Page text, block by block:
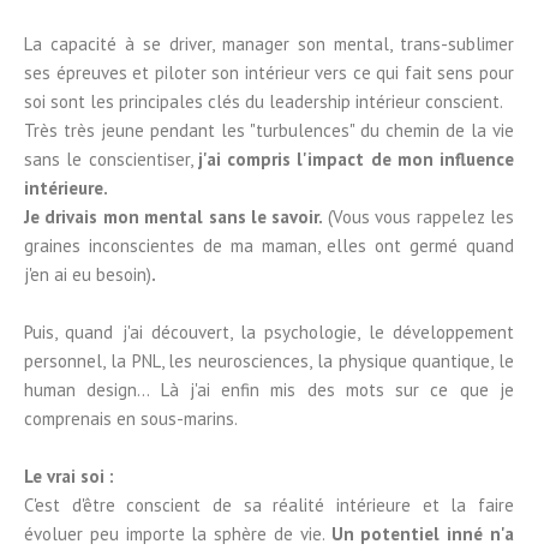
La capacité à se driver, manager son mental, trans-sublimer
ses épreuves et piloter son intérieur vers ce qui fait sens pour
soi sont les principales clés du leadership intérieur conscient.
Très très jeune pendant les "turbulences" du chemin de la vie
sans le conscientiser, j'ai compris l'impact de mon influence
intérieure.
Je drivais mon mental sans le savoir. (Vous vous rappelez les
graines inconscientes de ma maman, elles ont germé quand
j'en ai eu besoin).
Puis, quand j'ai découvert, la psychologie, le développement
personnel, la PNL, les neurosciences, la physique quantique, le
human design... Là j'ai enfin mis des mots sur ce que je
comprenais en sous-marins.
Le vrai soi :
C'est d'être conscient de sa réalité intérieure et la faire
évoluer peu importe la sphère de vie. Un potentiel inné n'a